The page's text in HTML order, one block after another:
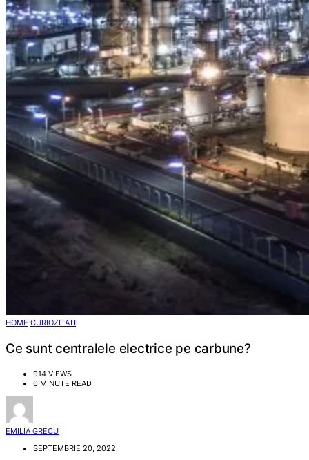
HOME CURIOZITATI
Ce sunt centralele electrice pe carbune?
914 VIEWS
6 MINUTE READ
EMILIA GRECU
SEPTEMBRIE 20, 2022